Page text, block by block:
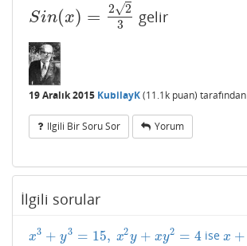
Sin(x) = 2 2
√
3
Sin(x)=2 23 gelir
19 Aralık 2015 KubilayK(11.1k puan) tarafından
Ilgili Bir Soru Sor Yorum
İlgili sorular
x3 + y3 = 15, x2y + xy2 = 4
x3+y3 =15 , x 2y+x y2=4 ise x +
x+ y=